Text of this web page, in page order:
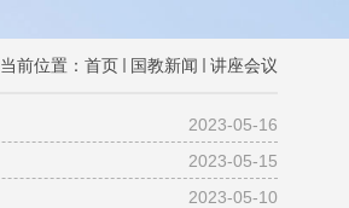
当前位置： 首页 国教新闻 讲座会议
2023-05-16
2023-05-15
2023-05-10